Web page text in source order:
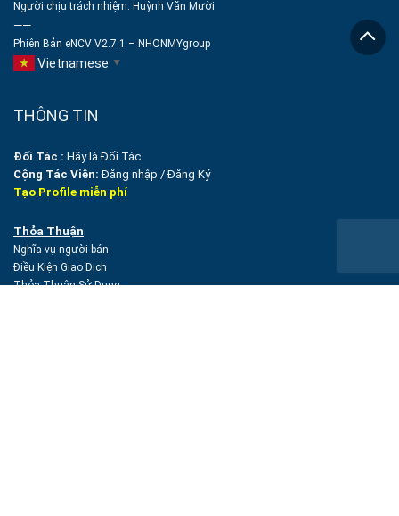
Người chịu trách nhiệm: Huỳnh Văn Mười
——
Phiên Bản eNCV V2.7.1 – NHONMYgroup
Vietnamese ▼
THÔNG TIN
Đối Tác : Hãy là Đối Tác
Cộng Tác Viên: Đăng nhập /Đăng Ký
Tạo Profile miễn phí
Thỏa Thuận
Nghĩa vụ người bán
Điều Kiện Giao Dịch
Thỏa Thuận Sử Dụng